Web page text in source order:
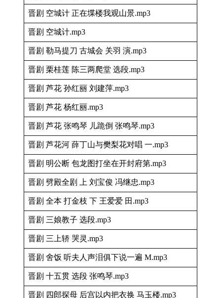
晋剧 空城计 正在堞楼我观山景.mp3
晋剧 空城计.mp3
晋剧 勒马提刀 古城会 关羽 演.mp3
晋剧 栗桂莲 陈三两爬堂 选段.mp3
晋剧 芦花 孙红丽 刘建萍.mp3
晋剧 芦花 杨红丽.mp3
晋剧 芦花 张鸣琴 儿跪倒 张鸣琴.mp3
晋剧 芦花河 薛丁山与樊梨花对唱 一.mp3
晋剧 明公断 包龙图打坐在开封府第.mp3
晋剧 劈殿全剧 上 刘宝俊 冯继忠.mp3
晋剧 全本 打金枝 下 王爱爱 田.mp3
晋剧 三娘教子 选段.mp3
晋剧 三上轿 哭灵.mp3
晋剧 舍饭 听夫人声泪俱下说一遍 M.mp3
晋剧 十五贯 选段 张鸣琴.mp3
晋剧 四郎探母 后宫以内把衣换 马玉楼.mp3